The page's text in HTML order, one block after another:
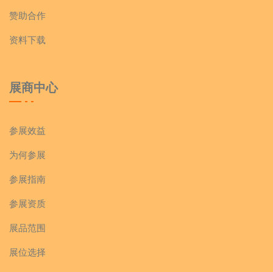
赞助合作
资料下载
展商中心
参展效益
为何参展
参展指南
参展资质
展品范围
展位选择